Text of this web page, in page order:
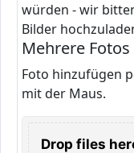
würden - wir
Bilder
Mehrere
Foto hinzufügen
mit der Maus.
Drop files